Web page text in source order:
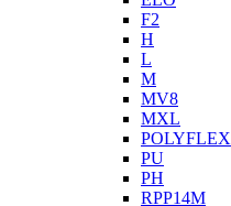
F2
H
L
M
MV8
MXL
POLYFLEX
PU
PH
RPP14M